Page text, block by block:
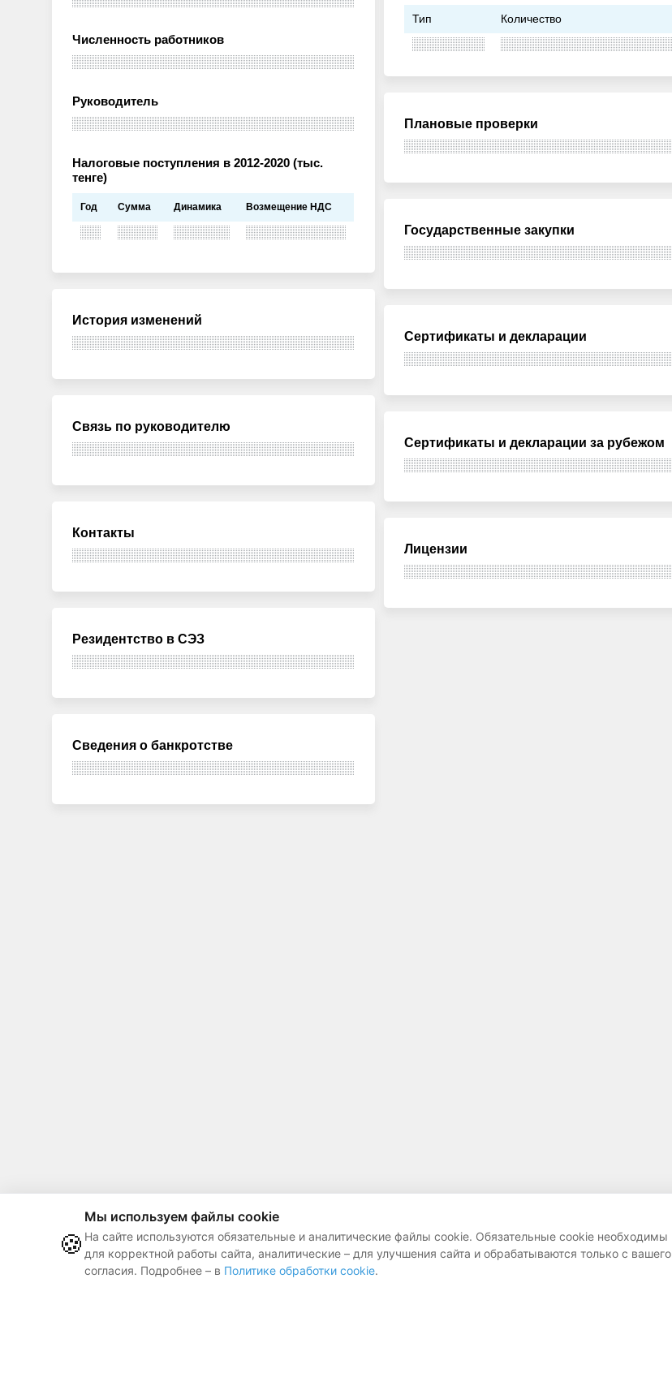
Численность работников
Руководитель
Налоговые поступления в 2012-2020 (тыс.
тенге)
Год Сумма Динамика Возмещение НДС
История изменений
Связь по руководителю
Контакты
Резидентство в СЭЗ
Сведения о банкротстве
Тип Количество
Плановые проверки
Государственные закупки
Сертификаты и декларации
Сертификаты и декларации за рубежом
Лицензии
🍪
Мы используем файлы cookie
На сайте используются обязательные и аналитические файлы cookie. Обязательные cookie необходимы
для корректной работы сайта, аналитические – для улучшения сайта и обрабатываются только с вашего
согласия. Подробнее – в Политике обработки cookie.